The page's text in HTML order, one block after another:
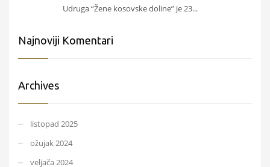
Udruga “Žene kosovske doline” je 23...
Najnoviji Komentari
Archives
listopad 2025
ožujak 2024
veljača 2024